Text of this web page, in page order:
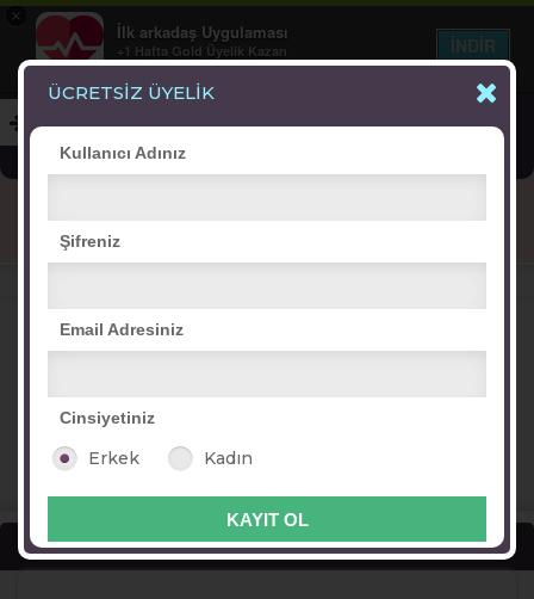
×
İlk arkadaş Uygulaması
+1 Hafta Gold Üyelik Kazan
Bedava - com.ilk.arkadas
İNDİR
Online Erkekler(392)
esengül- belma ahu
Adana Bayan Arkadaş Arıyorum
ÜCRETSİZ ÜYELİK
Kullanıcı Adınız
Şifreniz
Email Adresiniz
Cinsiyetiniz
Erkek Kadın